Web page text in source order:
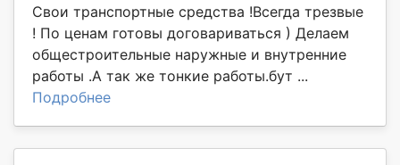
Свои транспортные средства !Всегда трезвые
! По ценам готовы договариваться ) Делаем
общестроительные наружные и внутренние
работы .А так же тонкие работы.бут ...
Подробнее